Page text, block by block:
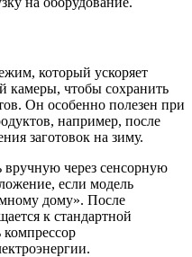
который ускоряет
камеры, чтобы сохранить
Он особенно полезен при
например, после
заготовок на зиму.
через сенсорную
если модель
дому». После
к стандартной
компрессор